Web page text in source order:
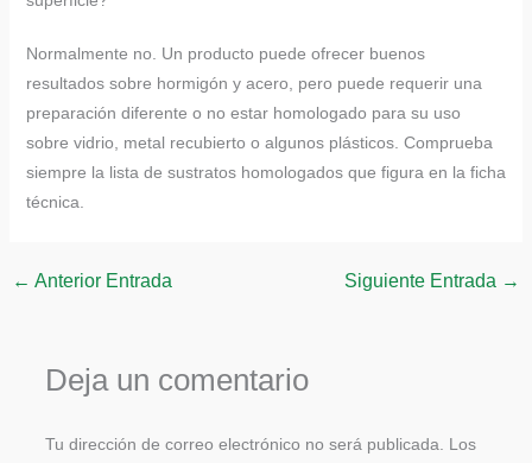
Normalmente no. Un producto puede ofrecer buenos
resultados sobre hormigón y acero, pero puede requerir una
preparación diferente o no estar homologado para su uso
sobre vidrio, metal recubierto o algunos plásticos. Comprueba
siempre la lista de sustratos homologados que figura en la ficha
técnica.
← Anterior Entrada Siguiente Entrada →
Deja un comentario
Tu dirección de correo electrónico no será publicada.
Los